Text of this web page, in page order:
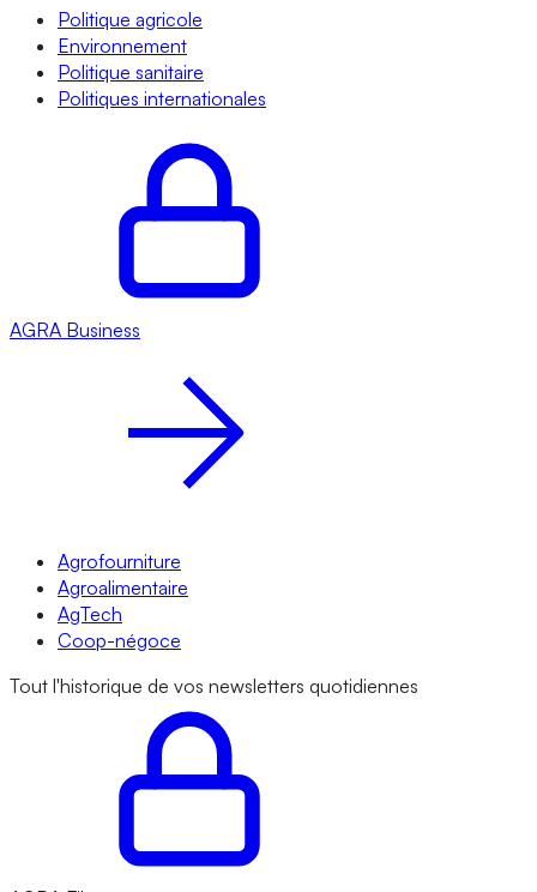
Politique agricole
Environnement
Politique sanitaire
Politiques internationales
AGRA Business
Agrofourniture
Agroalimentaire
AgTech
Coop-négoce
Tout l'historique de vos newsletters quotidiennes